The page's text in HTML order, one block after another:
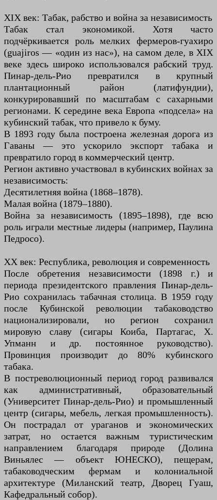
XIX век: Табак, рабство и война за независимость
Табак стал экономикой. Хотя часто
подчёркивается роль мелких фермеров-гуахиро
(guajiros — «один из нас»), на самом деле, в XIX
веке здесь широко использовался рабский труд.
Пинар-дель-Рио превратился в крупный
плантационный район (латифундии),
конкурировавший по масштабам с сахарными
регионами. К середине века Европа «подсела» на
кубинский табак, что привело к буму.
В 1893 году была построена железная дорога из
Гаваны — это ускорило экспорт табака и
превратило город в коммерческий центр.
Регион активно участвовал в кубинских войнах за
независимость:
Десятилетняя война (1868–1878).
Малая война (1879–1880).
Война за независимость (1895–1898), где всю
роль играли местные лидеры (например, Паулина
Педросо).
XX век: Республика, революция и современность
После обретения независимости (1898 г.) и
периода президентского правления Пинар-дель-
Рио сохранилась табачная столица. В 1959 году
после Кубинской революции табаководство
национализировали, но регион сохранил
мировую славу (сигары Коиба, Партагас, Х.
Упманн и др. постоянное руководство).
Провинция производит до 80% кубинского
табака.
В постреволюционный период город развивался
как административный, образовательный
(Университет Пинар-дель-Рио) и промышленный
центр (сигары, мебель, легкая промышленность).
Он пострадал от ураганов и экономических
затрат, но остается важным туристическим
направлением благодаря природе (Долина
Виньялес — объект ЮНЕСКО), пещерам,
табаководческим фермам и колониальной
архитектуре (Миланский театр, Дворец Гуаш,
Кафедральный собор).